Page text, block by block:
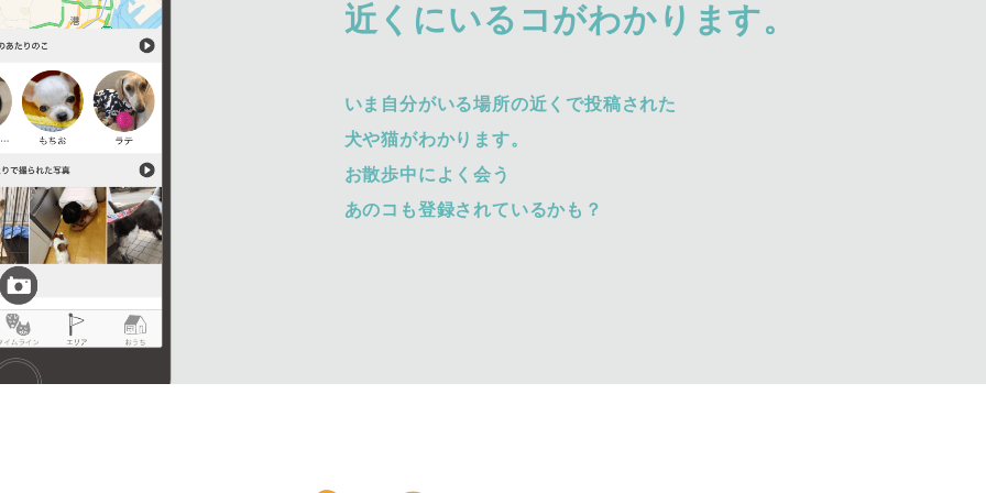
近くにいるコがわかります。
いま自分がいる場所の近くで投稿された
犬や猫がわかります。
お散歩中によく会う
あのコも登録されているかも？